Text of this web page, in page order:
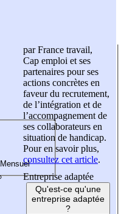
par France travail,
Cap emploi et ses
partenaires pour ses
actions concrètes en
faveur du recrutement,
de l’intégration et de
l’accompagnement de
ses collaborateurs en
situation de handicap.
Pour en savoir plus,
consultez cet article.
Entreprise adaptée
Qu'est-ce qu'une
entreprise adaptée
?